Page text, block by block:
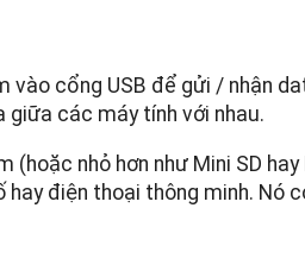
vào cổng USB để gửi / nhận
các máy tính với nhau.
(hoặc nhỏ hơn như Mini SD
điện thoại thông minh. Nó